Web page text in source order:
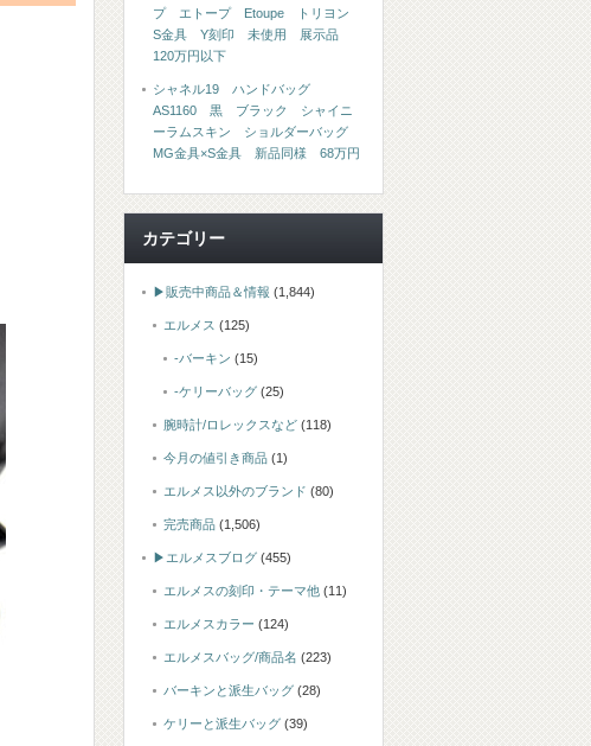
プ エトープ Etoupe トリヨン
S金具 Y刻印 未使用 展示品
120万円以下
シャネル19 ハンドバッグ
AS1160 黒 ブラック シャイニ
ーラムスキン ショルダーバッグ
MG金具×S金具 新品同様 68万円
カテゴリー
▶販売中商品＆情報 (1,844)
エルメス (125)
-バーキン (15)
-ケリーバッグ (25)
腕時計/ロレックスなど (118)
今月の値引き商品 (1)
エルメス以外のブランド (80)
完売商品 (1,506)
▶エルメスブログ (455)
エルメスの刻印・テーマ他 (11)
エルメスカラー (124)
エルメスバッグ/商品名 (223)
バーキンと派生バッグ (28)
ケリーと派生バッグ (39)